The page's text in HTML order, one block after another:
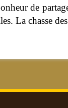
de
La chasse